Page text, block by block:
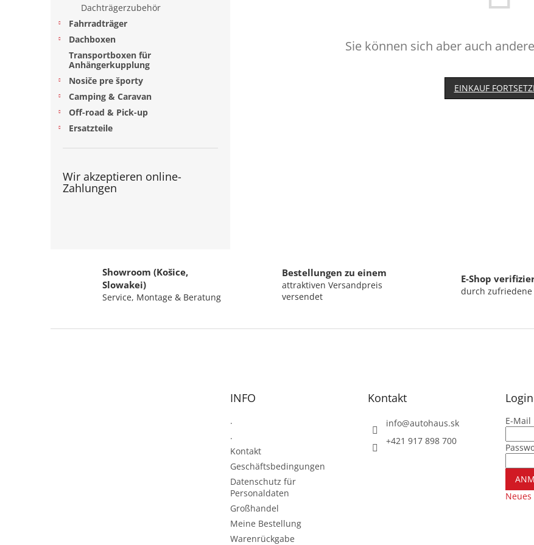
Dachträgerzubehör
Fahrradträger
Dachboxen
Transportboxen für
Anhängerkupplung
Nosiče pre športy
Camping & Caravan
Off-road & Pick-up
Ersatzteile
Wir akzeptieren online-
Zahlungen
Sie können sich aber auch
EINKAUF
Showroom (Košice,
Slowakei)
Service, Montage & Beratung
Bestellungen zu einem
attraktiven Versandpreis
versendet
E-Shop
durch zufriedene
INFO
.
.
Kontakt
Geschäftsbedingungen
Datenschutz für
Personaldaten
Großhandel
Meine Bestellung
Warenrückgabe
Kontakt
info@autohaus.sk
+421 917 898 700
Login
E-Mail